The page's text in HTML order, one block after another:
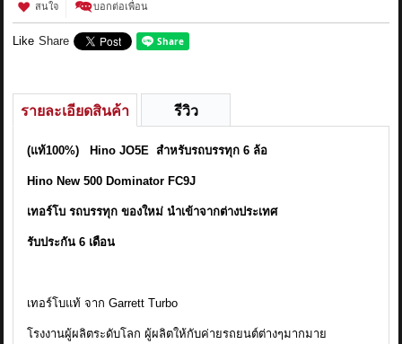
สนใจ บอกต่อเพื่อน
Like Share
รายละเอียดสินค้า รีวิว
(แท้100%) Hino JO5E สำหรับรถบรรทุก 6 ล้อ
Hino New 500 Dominator FC9J
เทอร์โบ รถบรรทุก ของใหม่ นำเข้าจากต่างประเทศ
รับประกัน 6 เดือน
เทอร์โบแท้ จาก Garrett Turbo
โรงงานผู้ผลิตระดับโลก ผู้ผลิตให้กับค่ายรถยนต์ต่างๆมากมาย